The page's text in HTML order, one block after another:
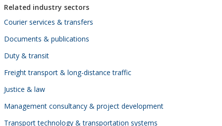
unbekümmert in das schönste Land der Welt.
Related industry sectors
Courier services & transfers
Documents & publications
Duty & transit
Freight transport & long-distance traffic
Justice & law
Management consultancy & project development
Transport technology & transportation systems